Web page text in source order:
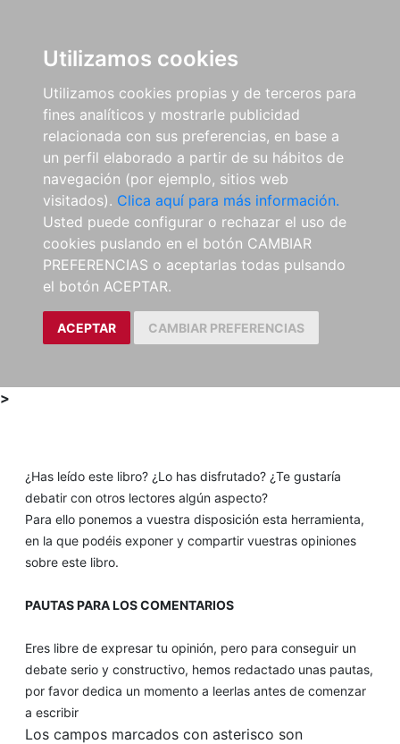
Utilizamos cookies
Utilizamos cookies propias y de terceros para
fines analíticos y mostrarle publicidad
relacionada con sus preferencias, en base a
un perfil elaborado a partir de su hábitos de
navegación (por ejemplo, sitios web
visitados). Clica aquí para más información.
Usted puede configurar o rechazar el uso de
cookies puslando en el botón CAMBIAR
PREFERENCIAS o aceptarlas todas pulsando
el botón ACEPTAR.
ACEPTAR CAMBIAR PREFERENCIAS
>
¿Has leído este libro? ¿Lo has disfrutado? ¿Te gustaría
debatir con otros lectores algún aspecto?
Para ello ponemos a vuestra disposición esta herramienta,
en la que podéis exponer y compartir vuestras opiniones
sobre este libro.
PAUTAS PARA LOS COMENTARIOS
Eres libre de expresar tu opinión, pero para conseguir un
debate serio y constructivo, hemos redactado unas pautas,
por favor dedica un momento a leerlas antes de comenzar
a escribir
Los campos marcados con asterisco son